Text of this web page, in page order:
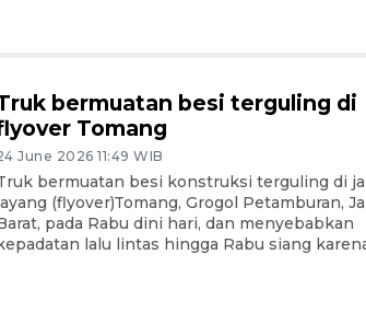
bermuatan besi terguling di
Tomang
June 2026 11:49 WIB
bermuatan besi konstruksi terguling di
(flyover)Tomang, Grogol Petamburan,
pada Rabu dini hari, dan menyebabkan
lalu lintas hingga Rabu siang